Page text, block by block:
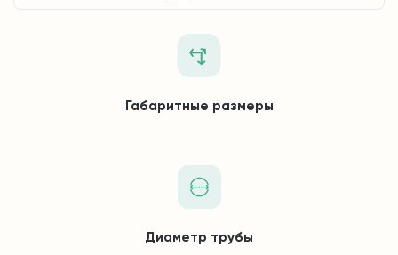
Габаритные размеры
Диаметр трубы